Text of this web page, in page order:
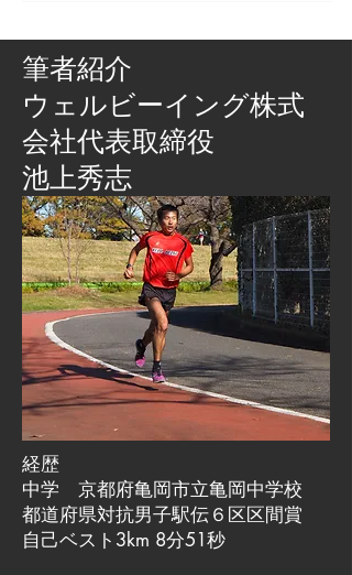
筆者紹介
​ウェルビーイング株式
会社代表取締役
池上秀志
経歴
中学 京都府亀岡市立亀岡中学校
都道府県対抗男子駅伝６区区間賞
自己ベスト3km 8分51秒